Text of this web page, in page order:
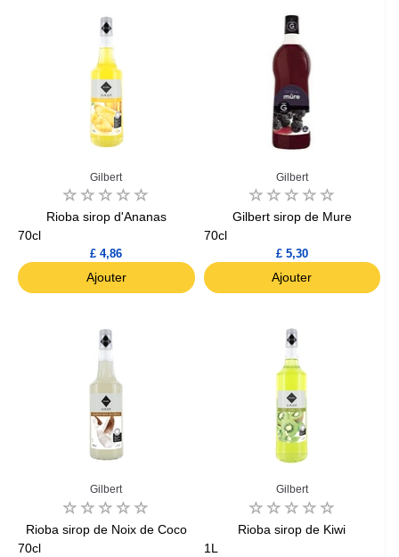
Gilbert
Rioba sirop d'Ananas
70cl
£ 4,86
Ajouter
Gilbert
Gilbert sirop de Mure
70cl
£ 5,30
Ajouter
Gilbert
Rioba sirop de Noix de Coco
70cl
Gilbert
Rioba sirop de Kiwi
1L